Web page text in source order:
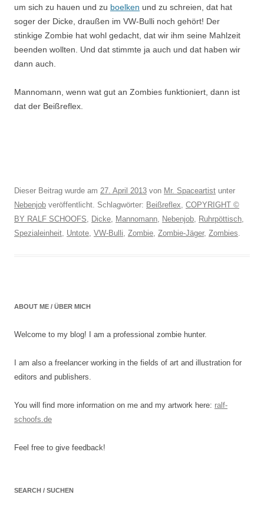
um sich zu hauen und zu boelken und zu schreien, dat hat
soger der Dicke, draußen im VW-Bulli noch gehört! Der
stinkige Zombie hat wohl gedacht, dat wir ihm seine Mahlzeit
beenden wollten. Und dat stimmte ja auch und dat haben wir
dann auch.
Mannomann, wenn wat gut an Zombies funktioniert, dann ist
dat der Beißreflex.
Dieser Beitrag wurde am 27. April 2013 von Mr. Spaceartist unter
Nebenjob veröffentlicht. Schlagwörter: Beißreflex, COPYRIGHT ©
BY RALF SCHOOFS, Dicke, Mannomann, Nebenjob, Ruhrpöttisch,
Spezialeinheit, Untote, VW-Bulli, Zombie, Zombie-Jäger, Zombies.
ABOUT ME / ÜBER MICH
Welcome to my blog! I am a professional zombie hunter.
I am also a freelancer working in the fields of art and illustration for
editors and publishers.
You will find more information on me and my artwork here: ralf-
schoofs.de
Feel free to give feedback!
SEARCH / SUCHEN